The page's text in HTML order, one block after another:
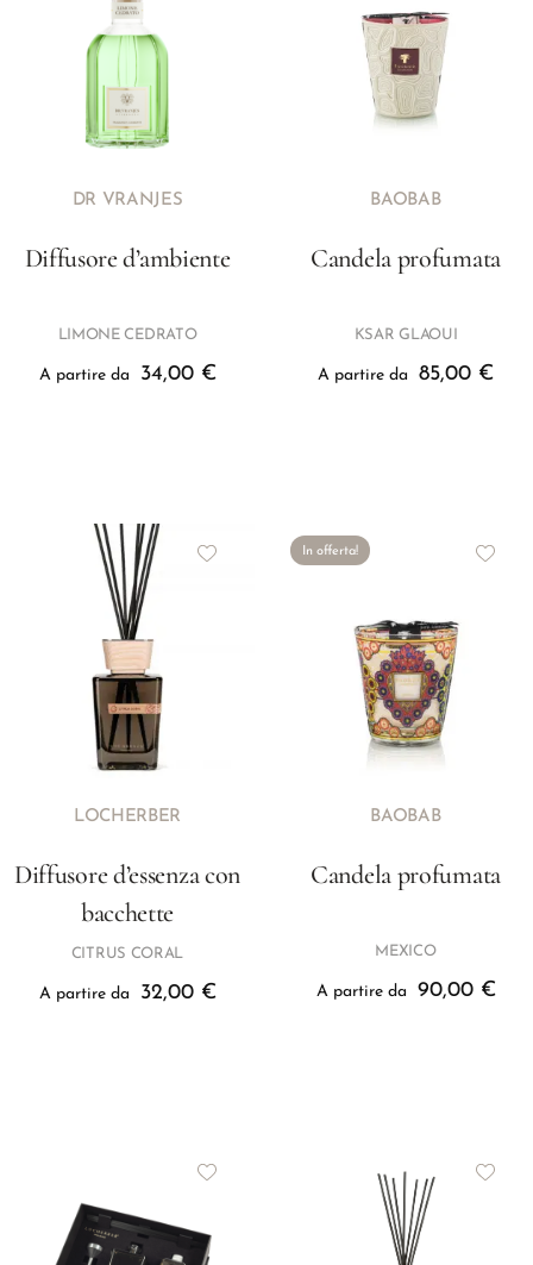
DR VRANJES
Diffusore d’ambiente
LIMONE CEDRATO
A partire da 34,00 €
BAOBAB
Candela profumata
KSAR GLAOUI
A partire da 85,00 €
LOCHERBER
Diffusore d’essenza con
bacchette
CITRUS CORAL
A partire da 32,00 €
In offerta!
BAOBAB
Candela profumata
MEXICO
A partire da 90,00 €